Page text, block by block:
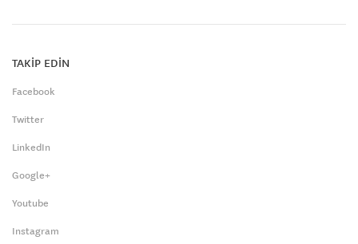
TAKİP EDİN
Facebook
Twitter
LinkedIn
Google+
Youtube
Instagram